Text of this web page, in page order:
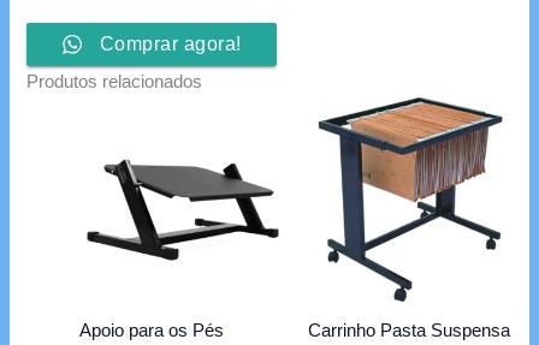
Comprar agora!
Produtos relacionados
Apoio para os Pés
Carrinho Pasta Suspensa